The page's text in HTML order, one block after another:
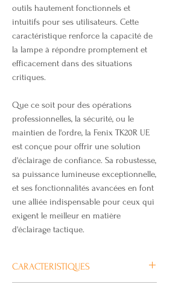
outils hautement fonctionnels et
intuitifs pour ses utilisateurs. Cette
caractéristique renforce la capacité de
la lampe à répondre promptement et
efficacement dans des situations
critiques.
Que ce soit pour des opérations
professionnelles, la sécurité, ou le
maintien de l'ordre, la Fenix TK20R UE
est conçue pour offrir une solution
d'éclairage de confiance. Sa robustesse,
sa puissance lumineuse exceptionnelle,
et ses fonctionnalités avancées en font
une alliée indispensable pour ceux qui
exigent le meilleur en matière
d'éclairage tactique.
CARACTERISTIQUES